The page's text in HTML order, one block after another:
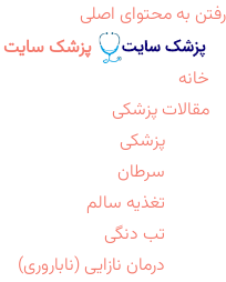
رفتن به محتوای اصلی
پزشک سایت
خانه
مقالات پزشکی
پزشکی
سرطان
تغذیه سالم
تب دنگی
درمان نازایی (ناباروری)